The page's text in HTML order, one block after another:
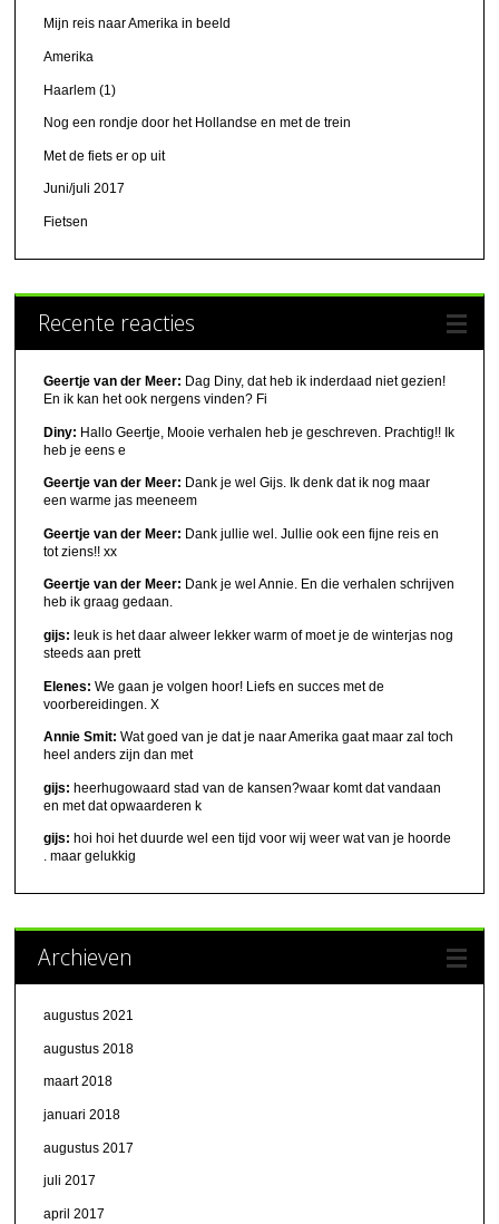
Mijn reis naar Amerika in beeld
Amerika
Haarlem (1)
Nog een rondje door het Hollandse en met de trein
Met de fiets er op uit
Juni/juli 2017
Fietsen
Recente reacties
Geertje van der Meer: Dag Diny, dat heb ik inderdaad niet gezien!
En ik kan het ook nergens vinden? Fi
Diny: Hallo Geertje, Mooie verhalen heb je geschreven. Prachtig!! Ik
heb je eens e
Geertje van der Meer: Dank je wel Gijs. Ik denk dat ik nog maar
een warme jas meeneem
Geertje van der Meer: Dank jullie wel. Jullie ook een fijne reis en
tot ziens!! xx
Geertje van der Meer: Dank je wel Annie. En die verhalen schrijven
heb ik graag gedaan.
gijs: leuk is het daar alweer lekker warm of moet je de winterjas nog
steeds aan prett
Elenes: We gaan je volgen hoor! Liefs en succes met de
voorbereidingen. X
Annie Smit: Wat goed van je dat je naar Amerika gaat maar zal toch
heel anders zijn dan met
gijs: heerhugowaard stad van de kansen?waar komt dat vandaan
en met dat opwaarderen k
gijs: hoi hoi het duurde wel een tijd voor wij weer wat van je hoorde
. maar gelukkig
Archieven
augustus 2021
augustus 2018
maart 2018
januari 2018
augustus 2017
juli 2017
april 2017